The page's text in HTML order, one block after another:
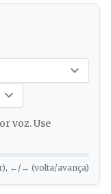
voz. Use
←/→ (volta/avança)